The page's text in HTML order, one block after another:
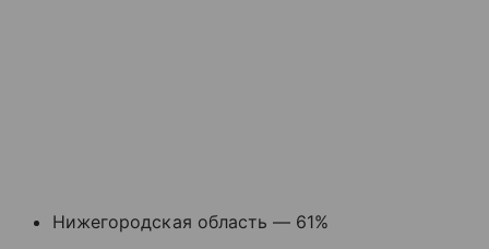
Нижегородская область — 61%